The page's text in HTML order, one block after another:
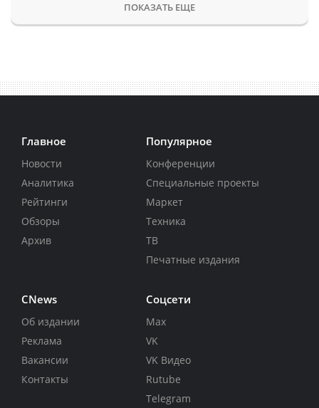
ПОКАЗАТЬ ЕЩЕ
Главное
Новости
Аналитика
Рейтинги
Обзоры
Архив
Популярное
Конференции
Специальные проекты
Маркет
Техника
ТВ
Печатные издания
CNews
Об издании
Реклама
Вакансии
Контакты
Соцсети
Max
VK
VK Видео
Rutube
Telegram